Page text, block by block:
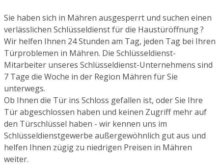
Sie haben sich in Mähren ausgesperrt und suchen einen
verlässlichen Schlüsseldienst für die Haustüröffnung ?
Wir helfen Ihnen 24 Stunden am Tag, jeden Tag bei Ihren
Türproblemen in Mähren. Die Schlüsseldienst-
Mitarbeiter unseres Schlüsseldienst-Unternehmens sind
7 Tage die Woche in der Region Mähren für Sie
unterwegs.
Ob Ihnen die Tür ins Schloss gefallen ist, oder Sie Ihre
Tür abgeschlossen haben und keinen Zugriff mehr auf
den Türschlüssel haben - wir kennen uns im
Schlüsseldienstgewerbe außergewöhnlich gut aus und
helfen Ihnen zügig zu niedrigen Preisen in Mähren
weiter.